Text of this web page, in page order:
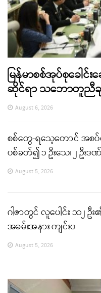
မြန်မာစစ်အုပ်စုခေါင်း
ဆိုင်ရာ သဘောတူညီခ
August 6, 2026
စစ်တွေ-ရသေ့တောင် အစပ်တွ
ပစ်ခတ်၍ ၁ ဦးသေ၊ ၂ ဦးဒ
August 5, 2026
ဂါဇာတွင် လူပေါင်း ၁၁၂
အခမ်းအနား ကျင်းပ
August 5, 2026